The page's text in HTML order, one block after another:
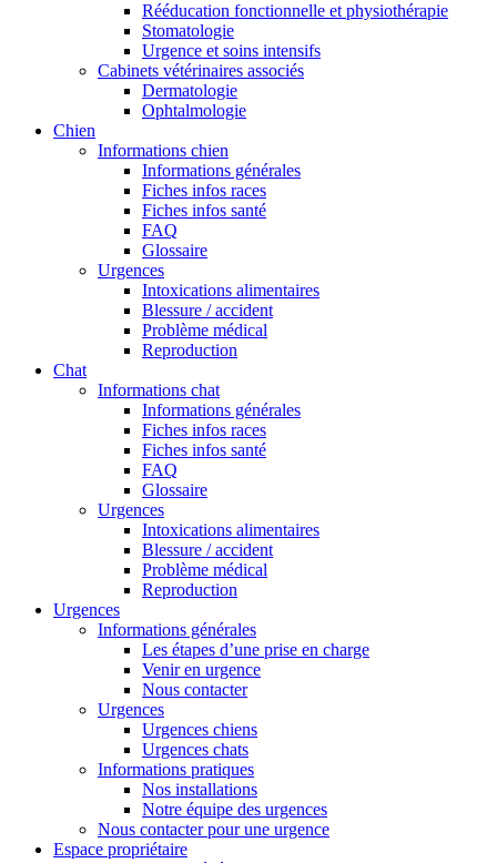
Rééducation fonctionnelle et physiothérapie
Stomatologie
Urgence et soins intensifs
Cabinets vétérinaires associés
Dermatologie
Ophtalmologie
Chien
Informations chien
Informations générales
Fiches infos races
Fiches infos santé
FAQ
Glossaire
Urgences
Intoxications alimentaires
Blessure / accident
Problème médical
Reproduction
Chat
Informations chat
Informations générales
Fiches infos races
Fiches infos santé
FAQ
Glossaire
Urgences
Intoxications alimentaires
Blessure / accident
Problème médical
Reproduction
Urgences
Informations générales
Les étapes d’une prise en charge
Venir en urgence
Nous contacter
Urgences
Urgences chiens
Urgences chats
Informations pratiques
Nos installations
Notre équipe des urgences
Nous contacter pour une urgence
Espace propriétaire